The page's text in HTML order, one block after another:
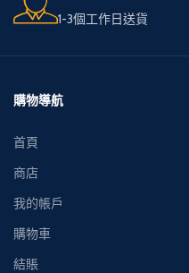
1-3個工作日送貨
購物導航
首頁
商店
我的帳戶
購物車
結賬